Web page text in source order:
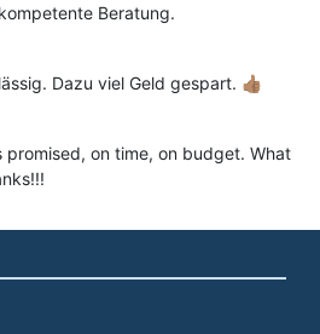
Beratung.
Dazu viel Geld gespart. 👍🏽
promised, on time, on budget. What